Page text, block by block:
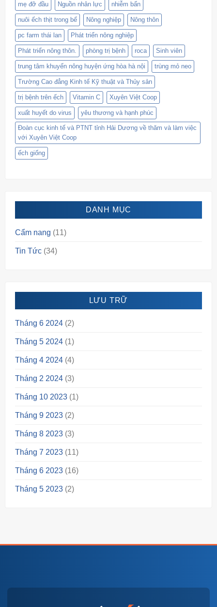
mẹ đỡ đầu Nguồn nhân lực nhiễm bẩn
nuôi ếch thịt trong bể Nông nghiệp Nông thôn
pc farm thái lan Phát triển nông nghiệp
Phát triển nông thôn. phòng trị bệnh roca Sinh viên
trung tâm khuyến nông huyện ứng hòa hà nội trùng mỏ neo
Trường Cao đẳng Kinh tế Kỹ thuật và Thủy sản
trị bệnh trên ếch Vitamin C Xuyên Việt Coop
xuất huyết do virus yêu thương và hạnh phúc
Đoàn cục kinh tế và PTNT tỉnh Hải Dương về thăm và làm việc
với Xuyên Việt Coop
ếch giống
DANH MỤC
Cẩm nang (11)
Tin Tức(34)
LƯU TRỮ
Tháng 6 2024(2)
Tháng 5 2024(1)
Tháng 4 2024(4)
Tháng 2 2024(3)
Tháng 10 2023(1)
Tháng 9 2023(2)
Tháng 8 2023(3)
Tháng 7 2023(11)
Tháng 6 2023(16)
Tháng 5 2023(2)